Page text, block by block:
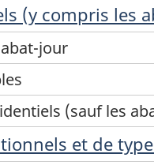
(y compris les
jour
(sauf les
et de